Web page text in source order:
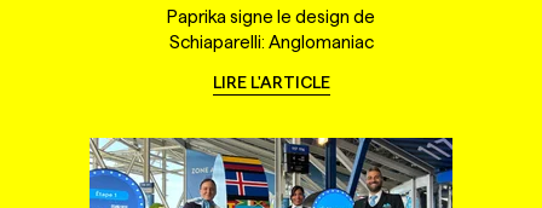
Paprika signe le design de
Schiaparelli: Anglomaniac
LIRE L'ARTICLE